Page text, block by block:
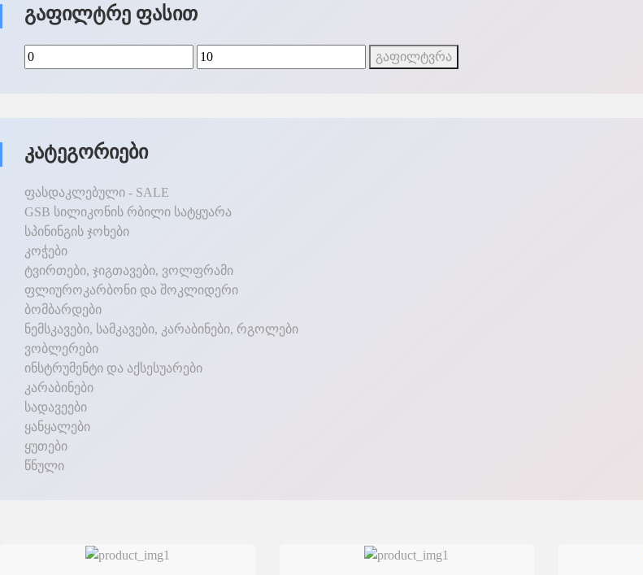
Გაფილტრე Ფასით
გაფილტვრა
Კატეგორიები
ფასდაკლებული - SALE
GSB სილიკონის რბილი სატყუარა
სპინინგის ჯოხები
კოჭები
ტვირთები, ჯიგთავები, ვოლფრამი
ფლიუროკარბონი და შოკლიდერი
ბომბარდები
ნემსკავები, სამკავები, კარაბინები, რგოლები
ვობლერები
ინსტრუმენტი და აქსესუარები
კარაბინები
სადავეები
ყანყალები
ყუთები
წნული